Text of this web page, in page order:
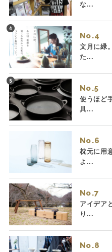
な...
No.
文月に緑
た...
No.
使うほど
具...
No.
枕元に用
よ...
No.
アイデア
り...
No.